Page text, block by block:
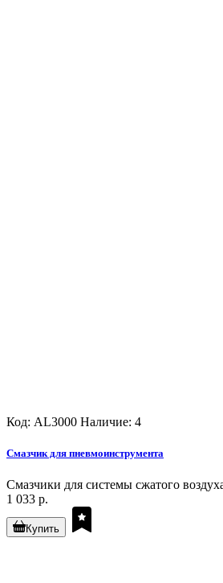
Код: AL3000 Наличие: 4
Смазчик для пневмоинструмента
Смазчики для системы сжатого
1 033 р.
Купить